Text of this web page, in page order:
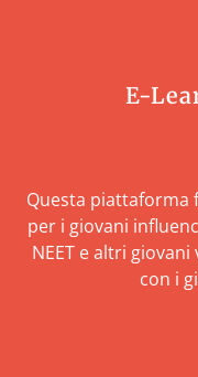
E-
Questa piattaforma
per i giovani
NEET e altri
con i